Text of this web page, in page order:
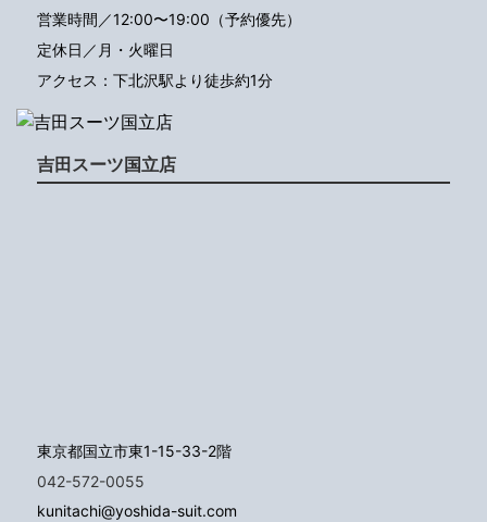
営業時間／12:00〜19:00（予約優先）
定休日／月・火曜日
アクセス：下北沢駅より徒歩約1分
吉田スーツ国立店
東京都国立市東1-15-33-2階
042-572-0055
kunitachi@yoshida-suit.com